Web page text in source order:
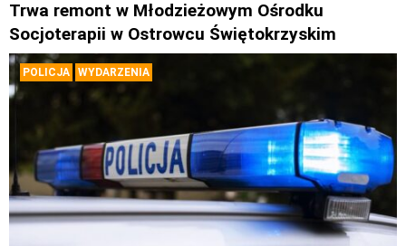
Trwa remont w Młodzieżowym Ośrodku
Socjoterapii w Ostrowcu Świętokrzyskim
POLICJA WYDARZENIA